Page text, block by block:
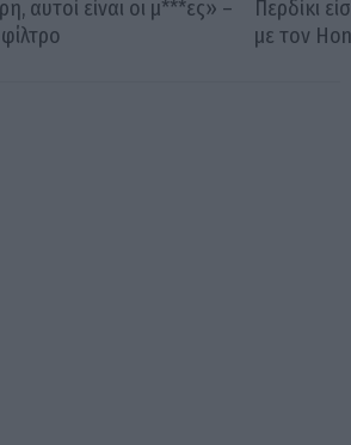
αυτοί είναι οι μ***ες» –
Περδίκι
με τον